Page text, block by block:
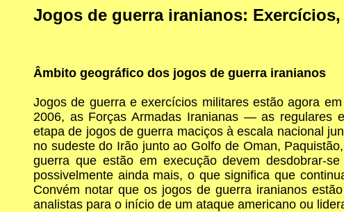
Jogos de guerra iranianos:
Âmbito geográfico dos jogos de guerra iranianos
Jogos de guerra e exercícios militares estão agora
2006, as Forças Armadas Iranianas — as regulares
etapa de jogos de guerra maciços à escala nacional
no sudeste do Irão junto ao Golfo de Oman,
guerra que estão em execução devem desdobrar-
possivelmente ainda mais, o que significa que
Convém notar que os jogos de guerra iranianos
analistas para o início de um ataque americano ou